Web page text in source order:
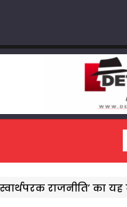
राजनीति’ का यह